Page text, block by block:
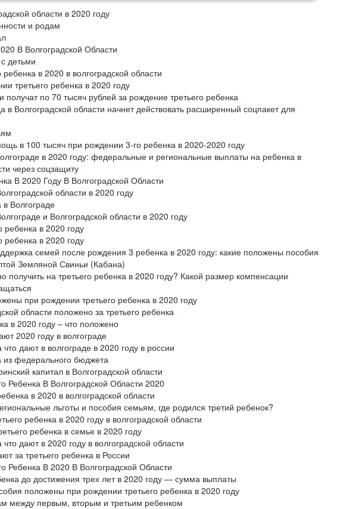
области в 2020 году
и родам
В Волгоградской Области
детьми
в 2020 в волгоградской области
третьего ребенка в 2020 году
получат по 70 тысяч рублей за рождение третьего ребенка
в Волгоградской области начнет действовать расширенный соцпакет для
в 100 тысяч при рождении 3-го ребенка в 2020-2020 году
в 2020 году: федеральные и региональные выплаты на ребенка в
через соцзащиту
В 2020 Году В Волгоградской Области
области в 2020 году
Волгограде
и Волгоградской области в 2020 году
ребенка в 2020 году
ребенка в 2020 году
семей после рождения 3 ребенка в 2020 году: какие положены пособия
Земляной Свиньи (Кабана)
получить на третьего ребенка в 2020 году? Какой размер компенсации
при рождении третьего ребенка в 2020 году
области положено за третьего ребенка
в 2020 году – что положено
2020 году в волгограде
что дают в волгограде в 2020 году в россии
из федерального бюджета
капитал в Волгоградской области
Ребенка В Волгоградской Области 2020
в 2020 в волгоградской области
льготы и пособия семьям, где родился третий ребенок?
ребенка в 2020 году в волгоградской области
ребенка в семье в 2020 году
дают в 2020 году в волгоградской области
за третьего ребенка в России
Ребенка В 2020 В Волгоградской Области
до достижения трех лет в 2020 году — сумма выплаты
положены при рождении третьего ребенка в 2020 году
между первым, вторым и третьим ребенком